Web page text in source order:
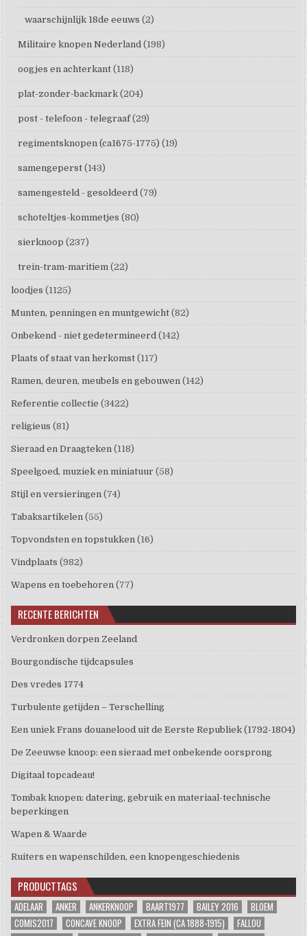
waarschijnlijk 18de eeuws (2)
Militaire knopen Nederland (198)
oogjes en achterkant (118)
plat-zonder-backmark (204)
post - telefoon - telegraaf (29)
regimentsknopen (ca1675-1775) (19)
samengeperst (143)
samengesteld - gesoldeerd (79)
schoteltjes-kommetjes (80)
sierknoop (237)
trein-tram-maritiem (22)
loodjes (1125)
Munten, penningen en muntgewicht (82)
Onbekend - niet gedetermineerd (142)
Plaats of staat van herkomst (117)
Ramen, deuren, meubels en gebouwen (142)
Referentie collectie (3422)
religieus (81)
Sieraad en Draagteken (118)
Speelgoed, muziek en miniatuur (58)
Stijl en versieringen (74)
Tabaksartikelen (55)
Topvondsten en topstukken (16)
Vindplaats (982)
Wapens en toebehoren (77)
RECENTE BERICHTEN
Verdronken dorpen Zeeland
Bourgondische tijdcapsules
Des vredes 1774
Turbulente getijden – Terschelling
Een uniek Frans douanelood uit de Eerste Republiek (1792-1804)
De Zeeuwse knoop: een sieraad met onbekende oorsprong
Digitaal topcadeau!
Tombak knopen: datering, gebruik en materiaal-technische
beperkingen
Wapen & Waarde
Ruiters en wapenschilden, een knopengeschiedenis
PRODUCTTAGS
ADELAAR ANKER ANKERKNOOP BAART1977 BAILEY 2016
BLOEM
COMIS2017
CONCAVE KNOOP EXTRA FEIN (CA 1888-1915)
FALLOU